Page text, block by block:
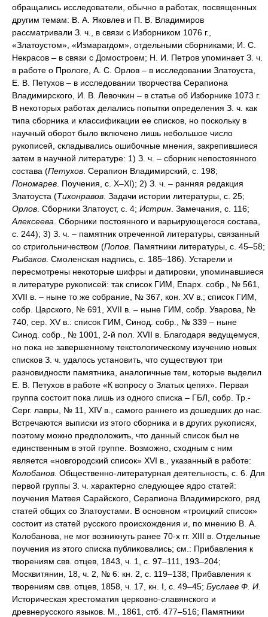
обращались исследователи, обычно в работах, посвященных
другим темам: В. А. Яковлев и П. В. Владимиров
рассматривали З. ч., в связи с Изборником 1076 г.,
«Златоустом», «Измарагдом», отдельными сборниками; И. С.
Некрасов – в связи с Домостроем; Н. И. Петров упоминает З. ч.
в работе о Прологе, А. С. Орлов – в исследовании Златоуста,
Е. В. Петухов – в исследовании творчества Серапиона
Владимирского, И. В. Левочкин – в статье об Изборнике 1073 г.
В некоторых работах делались попытки определения З. ч. как
типа сборника и классификации ее списков, но поскольку в
научный оборот было включено лишь небольшое число
рукописей, складывались ошибочные мнения, закрепившиеся
затем в научной литературе: 1) З. ч. – сборник непостоянного
состава (Петухов . Серапион Владимирский, с. 198;
Пономарев . Поучения, с. X–XI); 2) З. ч. – ранняя редакция
Златоуста (Тихонравов . Задачи истории литературы, с. 25;
Орлов . Сборники Златоуст, с. 4; Истрин . Замечания, с. 116;
Алексеева . Сборники постоянного и варьирующегося состава,
с. 244); 3) З. ч. – памятник отреченной литературы, связанный
со стригольничеством (Попов . Памятники литературы, с. 45–58;
Рыбаков . Смоленская надпись, с. 185–186). Устарели и
пересмотрены некоторые шифры и датировки, упоминавшиеся
в литературе рукописей: так список ГИМ, Епарх. собр., № 561,
XVII в. – ныне то же собрание, № 367, кон. XV в.; список ГИМ,
собр. Царского, № 691, XVII в. – ныне ГИМ, собр. Уварова, №
740, сер. XV в.: список ГИМ, Синод. собр., № 339 – ныне
Синод. собр., № 1001, 2-й пол. XVII в. Благодаря ведущемуся,
но пока не завершенному текстологическому изучению новых
списков З. ч. удалось установить, что существуют три
разновидности памятника, аналогичные тем, которые выделил
Е. В. Петухов в работе «К вопросу о Златых цепях». Первая
группа состоит пока лишь из одного списка – ГБЛ, собр. Тр.-
Серг. лавры, № 11, XIV в., самого раннего из дошедших до нас.
Встречаются выписки из этого сборника и в других рукописях,
поэтому можно предположить, что данный список был не
единственным в этой группе. Возможно, сходным с ним
является «новгородский список» XVI в., указанный в работе:
Колобанов . Общественно-литературная деятельность, с. 6. Для
первой группы З. ч. характерно следующее ядро статей:
поучения Матвея Сарайского, Серапиона Владимирского, ряд
статей общих со Златоустами. В основном «троицкий список»
состоит из статей русского происхождения и, по мнению В. А.
Колобанова, не мог возникнуть ранее 70-х гг. XIII в. Отдельные
поучения из этого списка публиковались; см.: Прибавления к
творениям свв. отцев, 1843, ч. 1, с. 97–111, 193–204;
Москвитянин, 18, ч. 2, № 6: кн. 2, с. 119–138; Прибавления к
творениям свв. отцев, 1858, ч. 17, кн. I, с. 49–45; Буслаев Ф. И.
Историческая хрестоматия церковно-славянского и
древнерусского языков. М., 1861, стб. 477–516; Памятники